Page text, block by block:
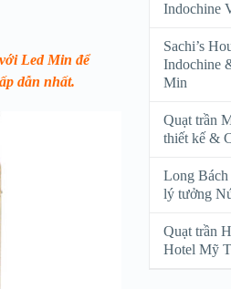
Led Min để
dẫn nhất.
Indochine
Sachi’s
Indochine
Min
Quạt trần
thiết kế &
Long
lý tưởng
Quạt trần
Hotel Mỹ